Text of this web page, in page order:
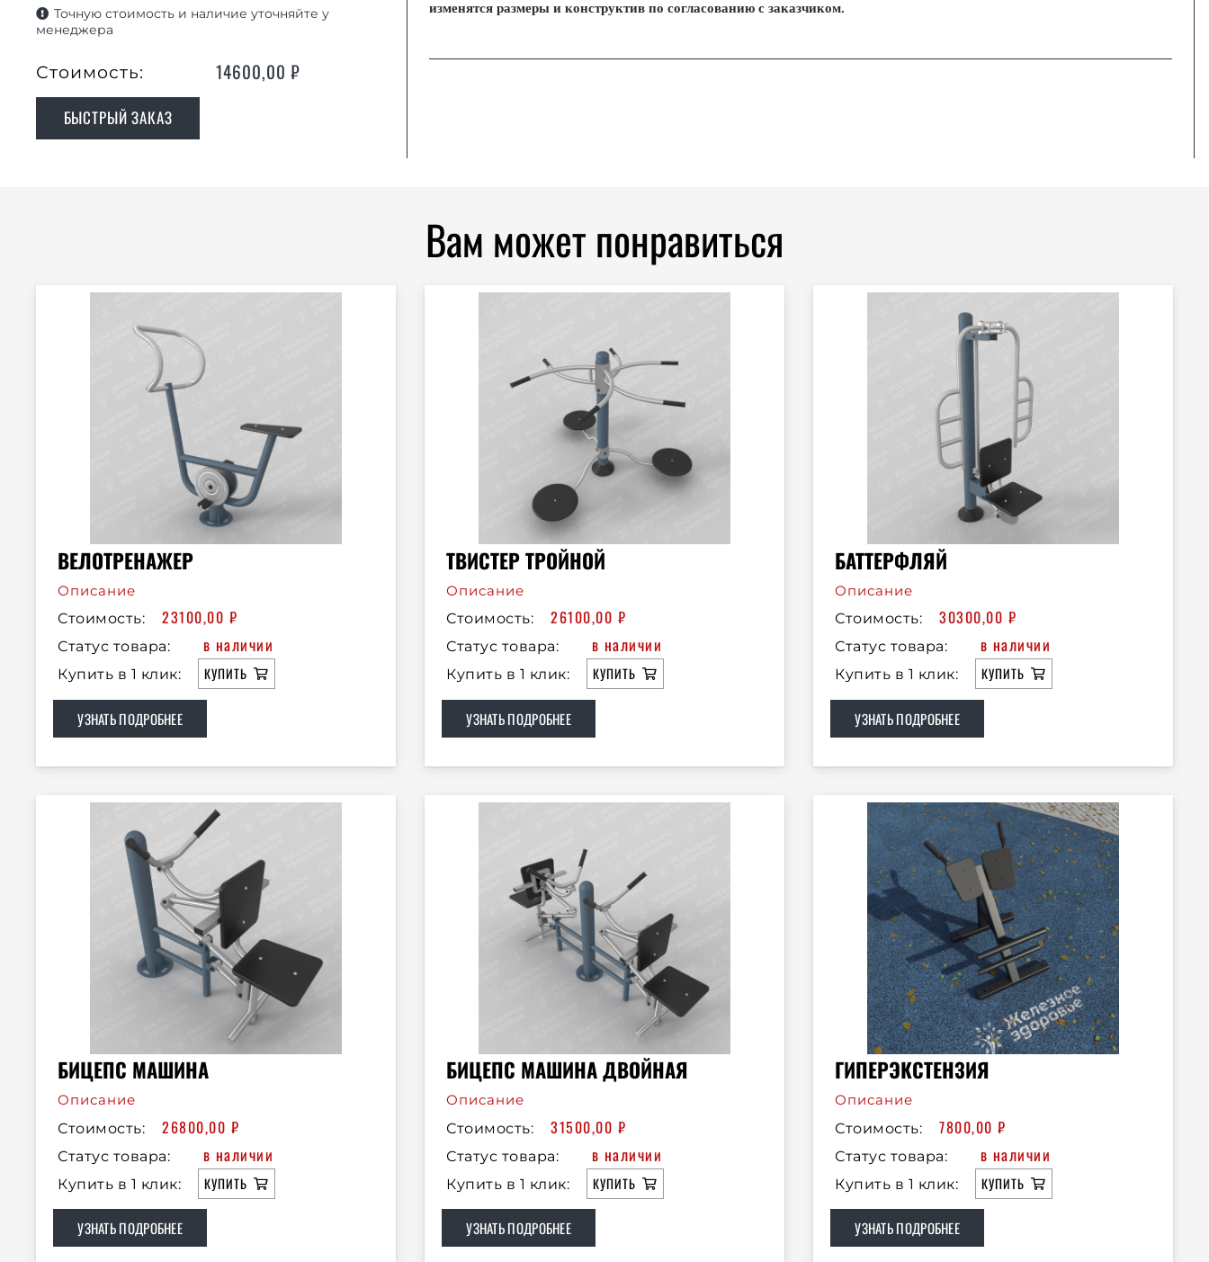
Точную стоимость и наличие уточняйте у
менеджера
Стоимость: 14600,00 ₽
БЫСТРЫЙ ЗАКАЗ
изменятся размеры и конструктив по согласованию с заказчиком.
Вам может понравиться
ВЕЛОТРЕНАЖЕР
Описание
Стоимость:
23100,00 ₽
Статус товара: в наличии
Купить в 1 клик: КУПИТЬ
УЗНАТЬ ПОДРОБНЕЕ
ТВИСТЕР ТРОЙНОЙ
Описание
Стоимость:
26100,00 ₽
Статус товара: в наличии
Купить в 1 клик: КУПИТЬ
УЗНАТЬ ПОДРОБНЕЕ
БАТТЕРФЛЯЙ
Описание
Стоимость:
30300,00 ₽
Статус товара: в наличии
Купить в 1 клик: КУПИТЬ
УЗНАТЬ ПОДРОБНЕЕ
БИЦЕПС МАШИНА
Описание
Стоимость:
26800,00 ₽
Статус товара: в наличии
Купить в 1 клик: КУПИТЬ
УЗНАТЬ ПОДРОБНЕЕ
БИЦЕПС МАШИНА ДВОЙНАЯ
Описание
Стоимость:
31500,00 ₽
Статус товара: в наличии
Купить в 1 клик: КУПИТЬ
УЗНАТЬ ПОДРОБНЕЕ
ГИПЕРЭКСТЕНЗИЯ
Описание
Стоимость:
7800,00₽
Статус товара: в наличии
Купить в 1 клик: КУПИТЬ
УЗНАТЬ ПОДРОБНЕЕ